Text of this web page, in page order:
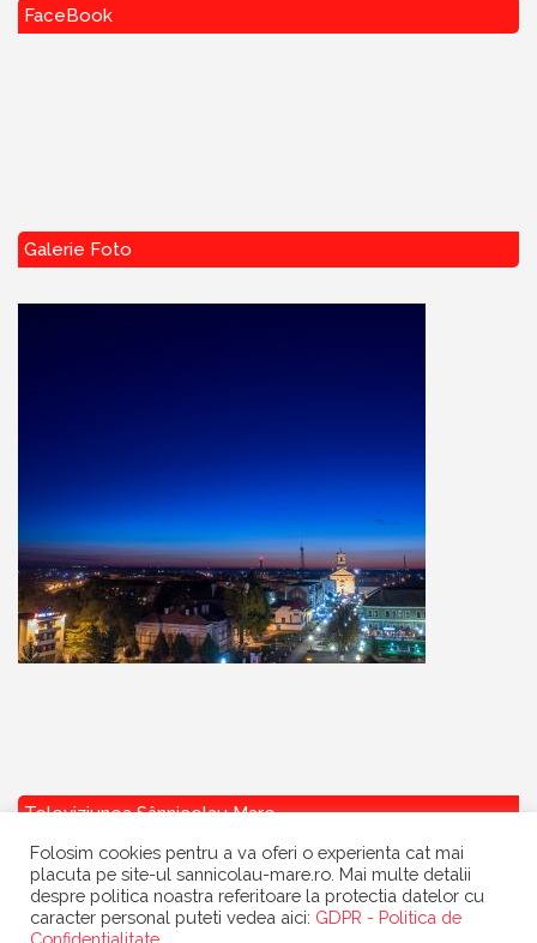
FaceBook
Galerie Foto
Televiziunea Sânnicolau Mare
Folosim cookies pentru a va oferi o experienta cat mai
placuta pe site-ul sannicolau-mare.ro. Mai multe detalii
despre politica noastra referitoare la protectia datelor cu
caracter personal puteti vedea aici: GDPR - Politica de
Confidentialitate